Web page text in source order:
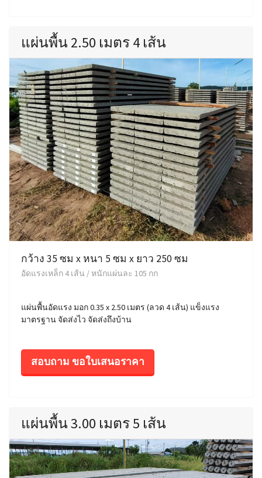
แผ่นพื้น 2.50 เมตร 4 เส้น
กว้าง 35 ซม x หนา 5 ซม x ยาว 250 ซม
อัดแรงเหล็ก 4 เส้น / หนักแผ่นละ 105 กก
แผ่นพื้นอัดแรง มอก 0.35 x 2.50 เมตร (ลวด 4 เส้น) แข็งแรง
มาตรฐาน จัดส่งไว จัดส่งถึงบ้าน
สอบถาม ขอใบเสนอราคา
แผ่นพื้น 3.00 เมตร 5 เส้น